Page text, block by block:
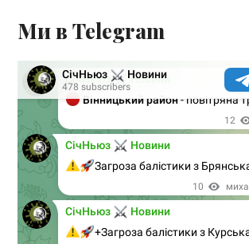
Ми в Telegram